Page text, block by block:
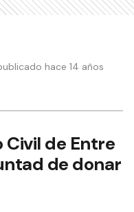
hace 14 años
Civil de Entre
de donar